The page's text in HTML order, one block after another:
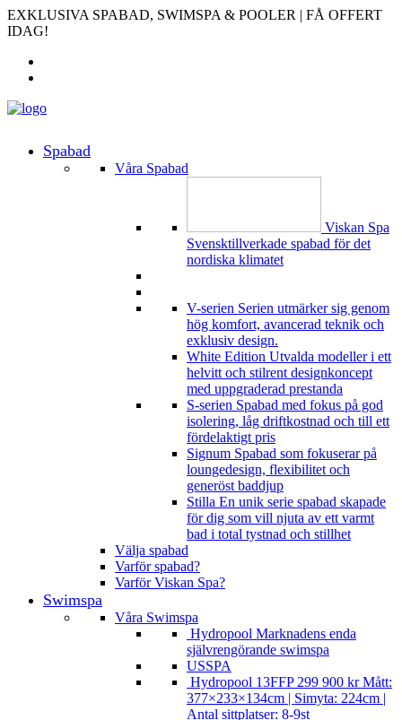
EXKLUSIVA SPABAD, SWIMSPA & POOLER | FÅ OFFERT
IDAG!
Spabad
Våra Spabad
Viskan Spa
Svensktillverkade spabad för det
nordiska klimatet
V-serien Serien utmärker sig genom
hög komfort, avancerad teknik och
exklusiv design.
White Edition Utvalda modeller i ett
helvitt och stilrent designkoncept
med uppgraderad prestanda
S-serien Spabad med fokus på god
isolering, låg driftkostnad och till ett
fördelaktigt pris
Signum Spabad som fokuserar på
loungedesign, flexibilitet och
generöst baddjup
Stilla En unik serie spabad skapade
för dig som vill njuta av ett varmt
bad i total tystnad och stillhet
Välja spabad
Varför spabad?
Varför Viskan Spa?
Swimspa
Våra Swimspa
Hydropool Marknadens enda
självrengörande swimspa
USSPA
Hydropool 13FFP 299 900 kr Mått:
377×233×134cm | Simyta: 224cm |
Antal sittplatser: 8-9st